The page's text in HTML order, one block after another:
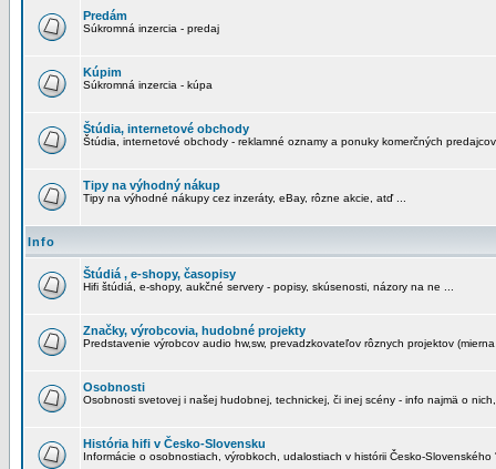
Predám
Súkromná inzercia - predaj
Kúpim
Súkromná inzercia - kúpa
Štúdia, internetové obchody
Štúdia, internetové obchody - reklamné oznamy a ponuky komerčných predajcov
Tipy na výhodný nákup
Tipy na výhodné nákupy cez inzeráty, eBay, rôzne akcie, atď ...
Info
Štúdiá , e-shopy, časopisy
Hifi štúdiá, e-shopy, aukčné servery - popisy, skúsenosti, názory na ne ...
Značky, výrobcovia, hudobné projekty
Predstavenie výrobcov audio hw,sw, prevadzkovateľov rôznych projektov
Osobnosti
Osobnosti svetovej i našej hudobnej, technickej, či inej scény - info najmä o
História hifi v Česko-Slovensku
Informácie o osobnostiach, výrobkoch, udalostiach v histórii Česko-Slovenského